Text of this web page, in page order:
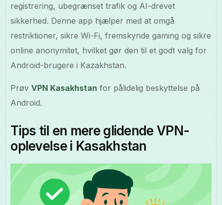
registrering, ubegrænset trafik og AI-drevet
sikkerhed. Denne app hjælper med at omgå
restriktioner, sikre Wi-Fi, fremskynde gaming og sikre
online anonymitet, hvilket gør den til et godt valg for
Android-brugere i Kazakhstan.
PrøvVPN Kasakhstan for pålidelig beskyttelse på
Android.
Tips til en mere glidende VPN-
oplevelse i Kasakhstan